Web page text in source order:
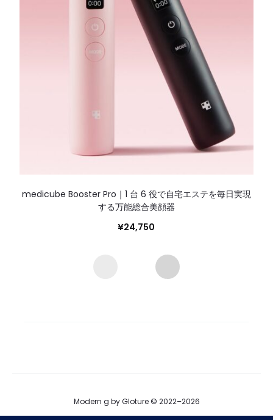
medicube Booster Pro｜1 台 6 役で自宅エステを毎日実現
する万能総合美顔器
¥24,750
Modern g by Gloture © 2022–2026